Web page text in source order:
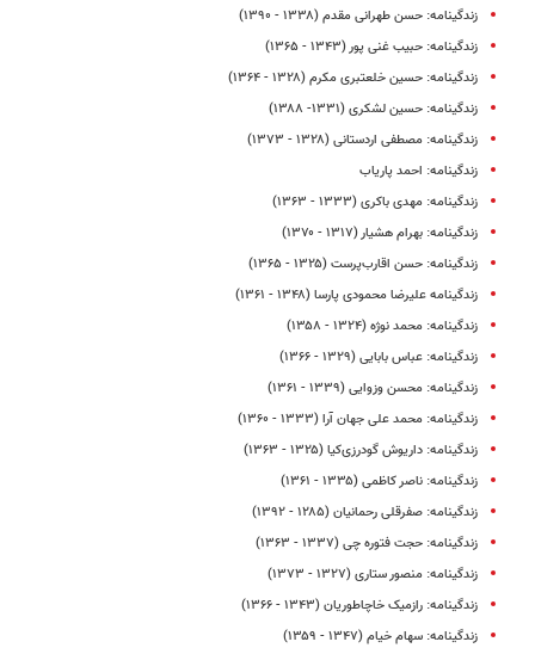
زندگینامه: حسن طهرانی‌ مقدم (۱۳۳۸ - ۱۳۹۰)
زندگینامه: حبیب غنی پور (۱۳۴۳ - ۱۳۶۵)
زندگینامه: حسین خلعتبری مکرم (۱۳۲۸ - ۱۳۶۴)
زندگینامه: حسین لشکری (۱۳۳۱- ۱۳۸۸)
زندگینامه: مصطفی اردستانی (۱۳۲۸ - ۱۳۷۳)
زندگینامه: احمد پاریاب
زندگینامه: مهدی باکری (۱۳۳۳ - ۱۳۶۳)
زندگینامه: بهرام هشیار (۱۳۱۷ - ۱۳۷۰)
زندگینامه: حسن اقارب‌پرست (۱۳۲۵ - ۱۳۶۵)
زندگینامه علیرضا محمودی پارسا (۱۳۴۸ - ۱۳۶۱)
زندگینامه: محمد نوژه (۱۳۲۴ - ۱۳۵۸)
زندگینامه: عباس بابایی (۱۳۲۹ - ۱۳۶۶)
زندگینامه: محسن وزوایی (۱۳۳۹ - ۱۳۶۱)
زندگینامه: محمد علی جهان آرا (۱۳۳۳ - ۱۳۶۰)
زندگینامه: داریوش گودرزی‌‏کیا (۱۳۲۵ - ۱۳۶۳)
زندگینامه: ناصر کاظمی (۱۳۳۵ - ۱۳۶۱)
زندگینامه: صفرقلی رحمانیان (۱۲۸۵ - ۱۳۹۲)
زندگینامه: حجت فتوره چی (۱۳۳۷ - ۱۳۶۳)
زندگینامه: منصور ستاری (۱۳۲۷ - ۱۳۷۳)
زندگینامه: رازمیک خاچاطوریان (۱۳۴۳ - ۱۳۶۶)
زندگینامه: سهام خیام (۱۳۴۷ - ۱۳۵۹)